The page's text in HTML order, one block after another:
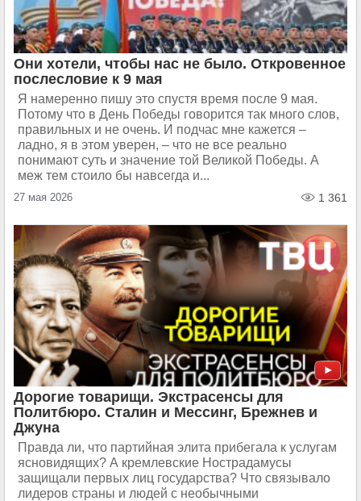
Они хотели, чтобы нас не было. Откровенное
послесловие к 9 мая
Я намеренно пишу это спустя время после 9 мая.
Потому что в День Победы говорится так много слов,
правильных и не очень. И подчас мне кажется –
ладно, я в этом уверен, – что не все реально
понимают суть и значение той Великой Победы. А
меж тем стоило бы навсегда и...
27 мая 2026 1 361
Дорогие товарищи. Экстрасенсы для
Политбюро. Сталин и Мессинг, Брежнев и
Джуна
Правда ли, что партийная элита прибегала к услугам
ясновидящих? А кремлевские Нострадамусы
защищали первых лиц государства? Что связывало
лидеров страны и людей с необычными